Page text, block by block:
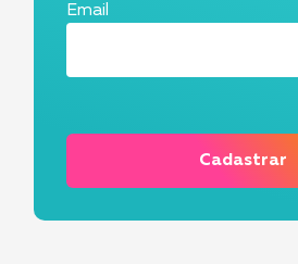
Email
Cadastrar